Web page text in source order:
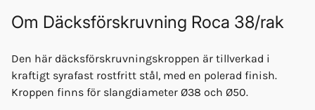
Om Däcksförskruvning Roca 38/rak
Den här däcksförskruvningskroppen är tillverkad i
kraftigt syrafast rostfritt stål, med en polerad finish.
Kroppen finns för slangdiameter Ø38 och Ø50.